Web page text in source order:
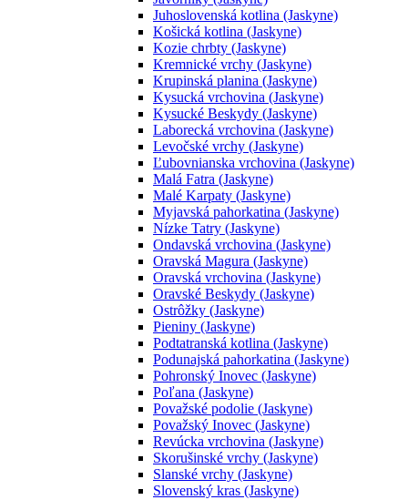
Juhoslovenská kotlina (Jaskyne)
Košická kotlina (Jaskyne)
Kozie chrbty (Jaskyne)
Kremnické vrchy (Jaskyne)
Krupinská planina (Jaskyne)
Kysucká vrchovina (Jaskyne)
Kysucké Beskydy (Jaskyne)
Laborecká vrchovina (Jaskyne)
Levočské vrchy (Jaskyne)
Ľubovnianska vrchovina (Jaskyne)
Malá Fatra (Jaskyne)
Malé Karpaty (Jaskyne)
Myjavská pahorkatina (Jaskyne)
Nízke Tatry (Jaskyne)
Ondavská vrchovina (Jaskyne)
Oravská Magura (Jaskyne)
Oravská vrchovina (Jaskyne)
Oravské Beskydy (Jaskyne)
Ostrôžky (Jaskyne)
Pieniny (Jaskyne)
Podtatranská kotlina (Jaskyne)
Podunajská pahorkatina (Jaskyne)
Pohronský Inovec (Jaskyne)
Poľana (Jaskyne)
Považské podolie (Jaskyne)
Považský Inovec (Jaskyne)
Revúcka vrchovina (Jaskyne)
Skorušinské vrchy (Jaskyne)
Slanské vrchy (Jaskyne)
Slovenský kras (Jaskyne)